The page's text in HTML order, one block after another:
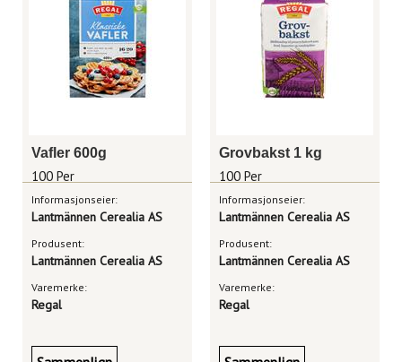
Vafler 600g
100 Per
Informasjonseier:
Lantmännen Cerealia AS
Produsent:
Lantmännen Cerealia AS
Varemerke:
Regal
Grovbakst 1 kg
100 Per
Informasjonseier:
Lantmännen Cerealia AS
Produsent:
Lantmännen Cerealia AS
Varemerke:
Regal